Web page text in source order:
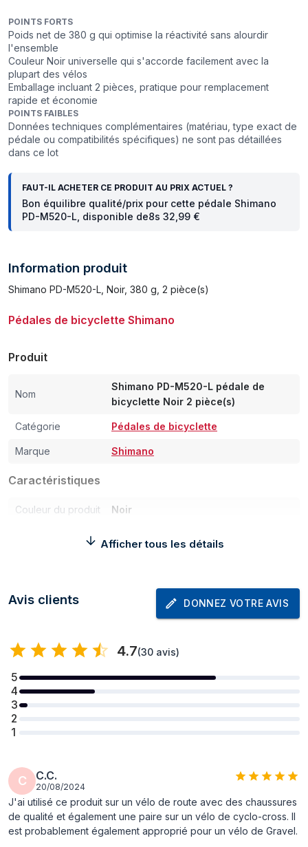
POINTS FORTS
Poids net de 380 g qui optimise la réactivité sans alourdir
l'ensemble
Couleur Noir universelle qui s'accorde facilement avec la
plupart des vélos
Emballage incluant 2 pièces, pratique pour remplacement
rapide et économie
POINTS FAIBLES
Données techniques complémentaires (matériau, type exact de
pédale ou compatibilités spécifiques) ne sont pas détaillées
dans ce lot
FAUT-IL ACHETER CE PRODUIT AU PRIX ACTUEL ?
Bon équilibre qualité/prix pour cette pédale Shimano
PD-M520-L, disponible de8s 32,99 €
Information produit
Shimano PD-M520-L, Noir, 380 g, 2 pièce(s)
Pédales de bicyclette Shimano
Produit
Nom
Shimano PD-M520-L pédale de
bicyclette Noir 2 pièce(s)
Catégorie Pédales de bicyclette
Marque Shimano
Caractéristiques
Couleur du produit Noir
Poids et dimensions
Contenu de l'emballage
Afficher tous les détails
Avis clients DONNEZ VOTRE AVIS
4.7(30 avis)
5
4
3
2
1
C C.C.
20/08/2024
J'ai utilisé ce produit sur un vélo de route avec des chaussures
de qualité et également une paire sur un vélo de cyclo-cross. Il
est probablement également approprié pour un vélo de Gravel.